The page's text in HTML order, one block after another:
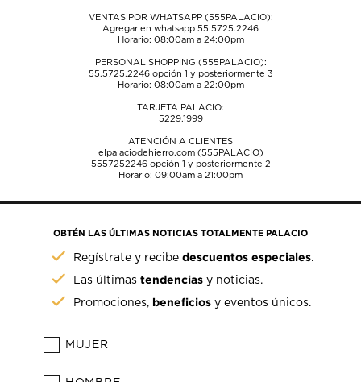
VENTAS POR WHATSAPP (555PALACIO):
Agregar en whatsapp 55.5725.2246
Horario: 08:00am a 24:00pm
PERSONAL SHOPPING (555PALACIO):
55.5725.2246opción 1 y posteriormente 3
Horario: 08:00am a 22:00pm
TARJETA PALACIO:
5229.1999
ATENCIÓN A CLIENTES
elpalaciodehierro.com (555PALACIO)
5557252246opción 1 y posteriormente 2
Horario: 09:00am a 21:00pm
OBTÉN LAS ÚLTIMAS NOTICIAS TOTALMENTE PALACIO
Regístrate y recibedescuentos especiales.
Las últimastendencias y noticias.
Promociones, beneficios y eventos únicos.
MUJER